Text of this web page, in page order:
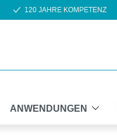
120 JAHRE KOMPETENZ
ANWENDUNGEN